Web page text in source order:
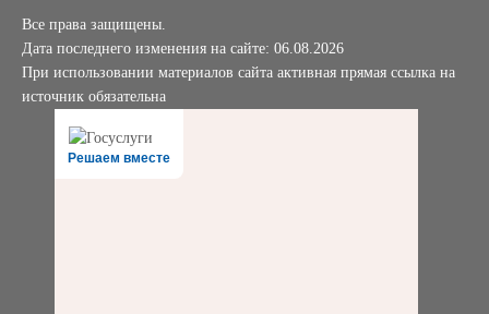
Все права защищены.
Дата последнего изменения на сайте: 06.08.2026
При использовании материалов сайта активная прямая ссылка на
источник обязательна
Решаем вместе